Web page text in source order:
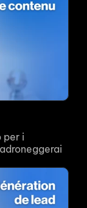
per i